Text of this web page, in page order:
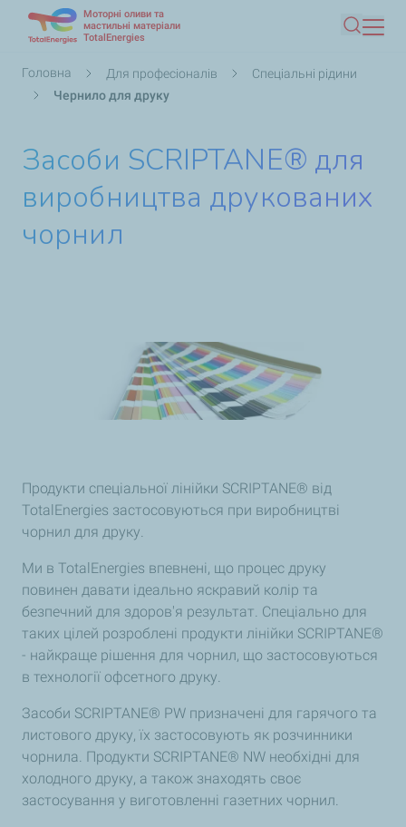
основного
Моторні оливи та
мастильні матеріали
TotalEnergies
Пошук
Рядок
навіґації
Головна Для професіоналів
Спеціальні рідини
Чернило для друку
Засоби SCRIPTANE® для
виробництва друкованих
чорнил
Продукти спеціальної лінійки SCRIPTANE® від
TotalEnergies застосовуються при виробництві
чорнил для друку.
Ми в TotalEnergies впевнені, що процес друку
повинен давати ідеально яскравий колір та
безпечний для здоров'я результат. Спеціально для
таких цілей розроблені продукти лінійки SCRIPTANE®
- найкраще рішення для чорнил, що застосовуються
в технології офсетного друку.
Засоби SCRIPTANE® PW призначені для гарячого та
листового друку, їх застосовують як розчинники
чорнила. Продукти SCRIPTANE® NW необхідні для
холодного друку, а також знаходять своє
застосування у виготовленні газетних чорнил.